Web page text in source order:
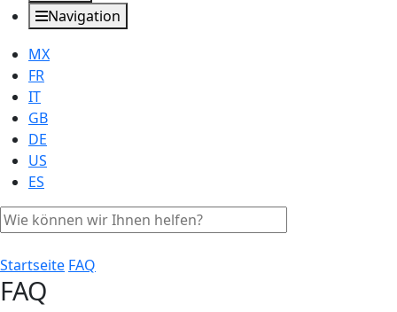
Navigation
MX
FR
IT
GB
DE
US
ES
Startseite FAQ
FAQ